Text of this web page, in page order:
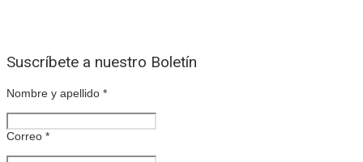
Suscríbete a nuestro Boletín
Nombre y apellido *
Correo *